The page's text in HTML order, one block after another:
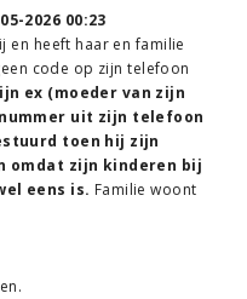
2026 00:23
en heeft haar en familie
code op zijn telefoon
ex (moeder van zijn
uit zijn telefoon
toen hij zijn
omdat zijn kinderen bij
eens is. Familie woont